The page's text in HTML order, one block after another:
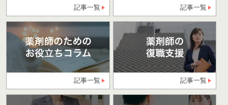
記事一覧 記事一覧
記事一覧 記事一覧